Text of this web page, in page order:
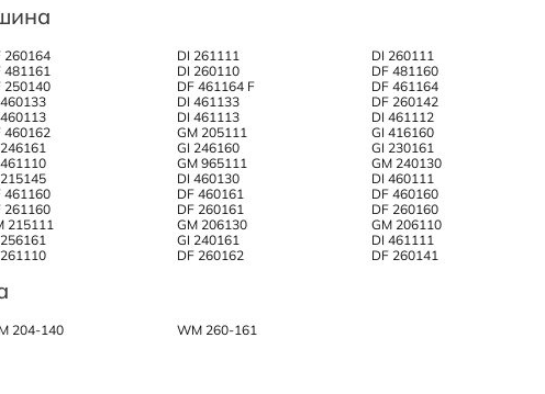
260164 DI 261111 DI 260111
481161 DI 260110 DF 481160
250140 DF 461164 F DF 461164
DI 461133 DF 260142
DI 461113 DI 461112
460162 GM 205111 GI 416160
GI 246160 GI 230161
GM 965111 GM 240130
DI 460130 DI 460111
461160 DF 460161 DF 460160
261160 DF 260161 DF 260160
215111 GM 206130 GM 206110
GI 240161 DI 461111
DF 260162 DF 260141
204-140 WM 260-161